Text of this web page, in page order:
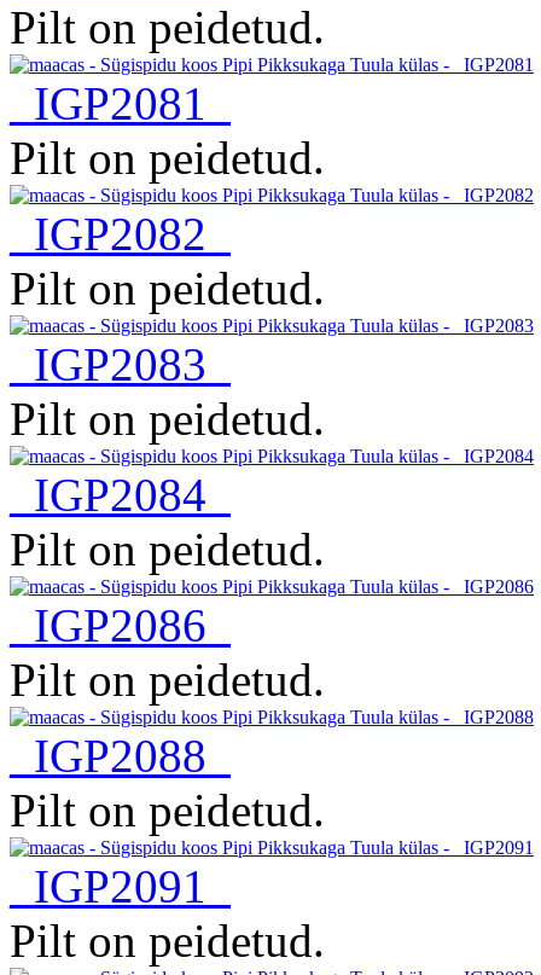
Pilt on peidetud.
_IGP2081
Pilt on peidetud.
_IGP2082
Pilt on peidetud.
_IGP2083
Pilt on peidetud.
_IGP2084
Pilt on peidetud.
_IGP2086
Pilt on peidetud.
_IGP2088
Pilt on peidetud.
_IGP2091
Pilt on peidetud.